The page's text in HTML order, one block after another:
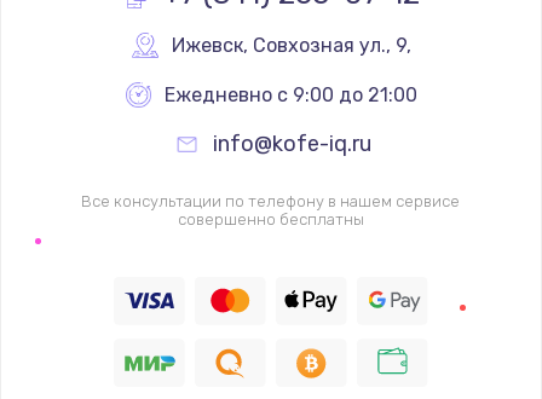
Ижевск, Совхозная ул., 9,
Ежедневно с 9:00 до 21:00
info@kofe-iq.ru
Все консультации по телефону в нашем сервисе
совершенно бесплатны